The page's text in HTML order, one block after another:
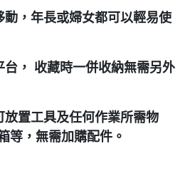
，年長或婦女都可以輕易使
， 收藏時一併收納無需另外
置工具及任何作業所需物
等，無需加購配件。